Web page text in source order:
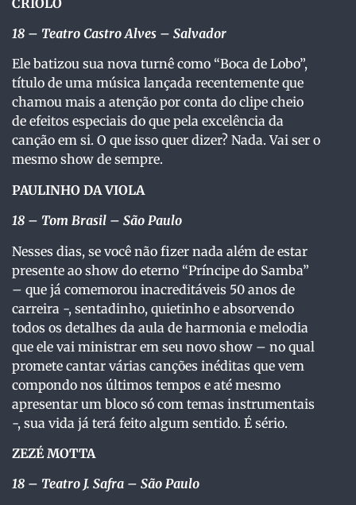
18 – Teatro Castro Alves – Salvador
Ele batizou sua nova turnê como “Boca de Lobo”,
título de uma música lançada recentemente que
chamou mais a atenção por conta do clipe cheio
de efeitos especiais do que pela excelência da
canção em si. O que isso quer dizer? Nada. Vai ser o
mesmo show de sempre.
PAULINHO DA VIOLA
18 – Tom Brasil – São Paulo
Nesses dias, se você não fizer nada além de estar
presente ao show do eterno “Príncipe do Samba”
– que já comemorou inacreditáveis 50 anos de
carreira -, sentadinho, quietinho e absorvendo
todos os detalhes da aula de harmonia e melodia
que ele vai ministrar em seu novo show – no qual
promete cantar várias canções inéditas que vem
compondo nos últimos tempos e até mesmo
apresentar um bloco só com temas instrumentais
-, sua vida já terá feito algum sentido. É sério.
ZEZÉ MOTTA
18 – Teatro J. Safra – São Paulo